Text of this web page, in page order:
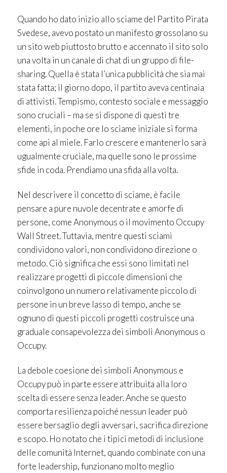
Quando ho dato inizio allo sciame del Partito Pirata
Svedese, avevo postato un manifesto grossolano su
un sito web piuttosto brutto e accennato il sito solo
una volta in un canale di chat di un gruppo di file-
sharing. Quella è stata l’unica pubblicità che sia mai
stata fatta; il giorno dopo, il partito aveva centinaia
di attivisti. Tempismo, contesto sociale e messaggio
sono cruciali – ma se si dispone di questi tre
elementi, in poche ore lo sciame iniziale si forma
come api al miele. Farlo crescere e mantenerlo sarà
ugualmente cruciale, ma quelle sono le prossime
sfide in coda. Prendiamo una sfida alla volta.
Nel descrivere il concetto di sciame, è facile
pensare a pure nuvole decentrate e amorfe di
persone, come Anonymous o il movimento Occupy
Wall Street. Tuttavia, mentre questi sciami
condividono valori, non condividono direzione o
metodo. Ciò significa che essi sono limitati nel
realizzare progetti di piccole dimensioni che
coinvolgono un numero relativamente piccolo di
persone in un breve lasso di tempo, anche se
ognuno di questi piccoli progetti costruisce una
graduale consapevolezza dei simboli Anonymous o
Occupy.
La debole coesione dei simboli Anonymous e
Occupy può in parte essere attribuita alla loro
scelta di essere senza leader. Anche se questo
comporta resilienza poiché nessun leader può
essere bersaglio degli avversari, sacrifica direzione
e scopo. Ho notato che i tipici metodi di inclusione
delle comunità Internet, quando combinate con una
forte leadership, funzionano molto meglio